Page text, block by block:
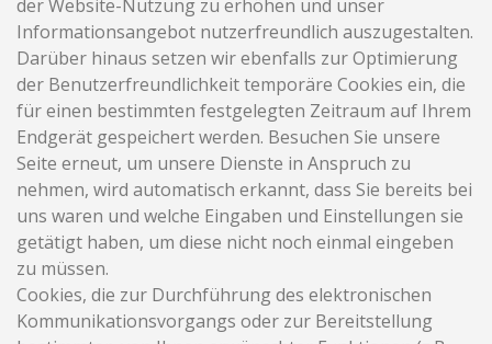
der Website-Nutzung zu erhöhen und unser
Informationsangebot nutzerfreundlich auszugestalten.
Darüber hinaus setzen wir ebenfalls zur Optimierung
der Benutzerfreundlichkeit temporäre Cookies ein, die
für einen bestimmten festgelegten Zeitraum auf Ihrem
Endgerät gespeichert werden. Besuchen Sie unsere
Seite erneut, um unsere Dienste in Anspruch zu
nehmen, wird automatisch erkannt, dass Sie bereits bei
uns waren und welche Eingaben und Einstellungen sie
getätigt haben, um diese nicht noch einmal eingeben
zu müssen.
Cookies, die zur Durchführung des elektronischen
Kommunikationsvorgangs oder zur Bereitstellung